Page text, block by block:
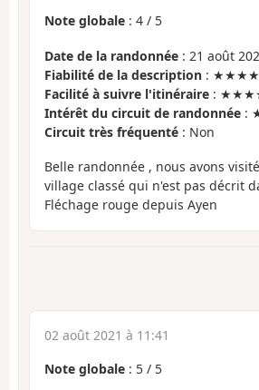
Note globale : 4 / 5
Date de la randonnée : 21 août
Fiabilité de la description :
Facilité à suivre l'itinéraire :
Intérêt du circuit de randonnée :
Circuit très fréquenté : Non
Belle randonnée , nous avons
village classé qui n'est pas décrit
Fléchage rouge depuis Ayen
02 août 2021 à 11:41
Note globale : 5 / 5